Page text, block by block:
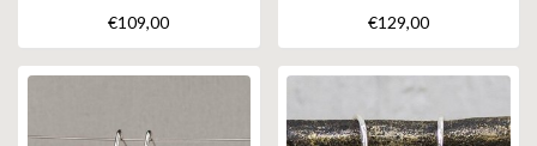
€109,00 €129,00